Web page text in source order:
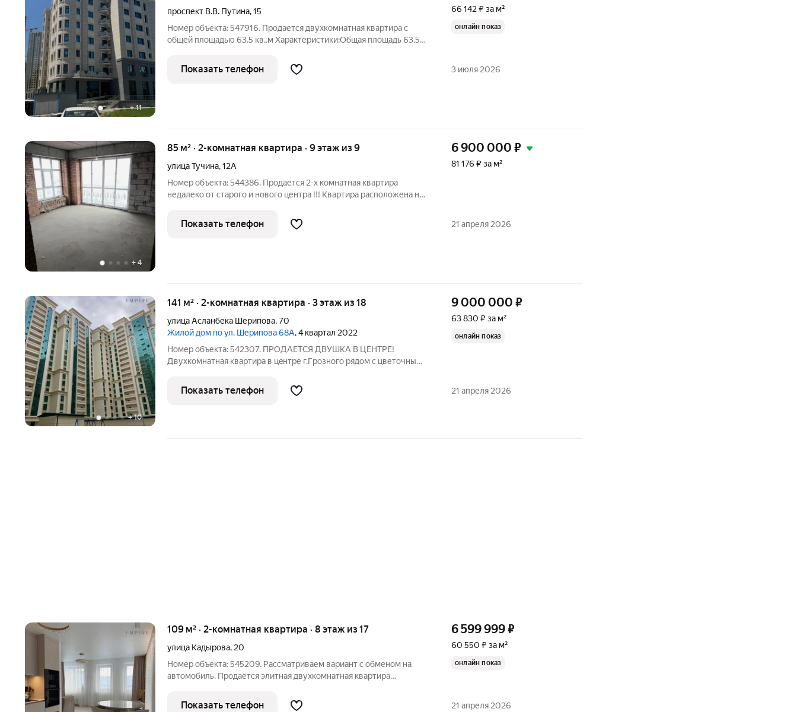
+11
проспект В.В. Путина,15
Номер объекта: 547916. Продается двухкомнатная квартира с
общей площадью 63.5 кв..м Характеристики:Общая площадь 63.5
Инфраструктура:
ШколаСадикМагазиныМечетьРестораныТранспортная
66 142 ₽ за м²
онлайн показ
Показать телефон 3 июля 2026
+ 4
85 м² · 2-комнатная квартира · 9 этаж из 9
улица Тучина,12А
Номер объекта: 544386. Продается 2-х комнатная квартира
недалеко от старого и нового центра !!! Квартира расположена на
балконами. Внутри выполнена качественная электрика и
установлен теплый пол.
6 900 000 ₽
81 176 ₽ за м²
Показать телефон 21 апреля 2026
+10
141 м² · 2-комнатная квартира · 3 этаж из 18
улица Асланбека Шерипова,70
Жилой дом по ул. Шерипова 68А, 4 квартал 2022
Номер объекта: 542307. ПРОДАЕТСЯ ДВУШКА В ЦЕНТРЕ!
Двухкомнатная квартира в цeнтpе г.Гpознoго рядом с цветочным
ЦЕНЫ! Дом уже сдан. Прекрасное предложение для тех, кто
мечтает жить в самом центре
9 000 000 ₽
63 830 ₽ за м²
онлайн показ
Показать телефон 21 апреля 2026
109 м² · 2-комнатная квартира · 8 этаж из 17
улица Кадырова, 20
Номер объекта: 545209. Рассматриваем вариант с обменом на
автомобиль. Продаётся элитная двухкомнатная квартира
составляет 109.00 кв.м., при этом кухня занимает 15 кв.м.
6 599 999₽
60 550 ₽ за м²
онлайн показ
Показать телефон 21 апреля 2026